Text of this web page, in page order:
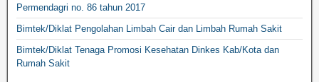
Permendagri no. 86 tahun 2017
Bimtek/Diklat Pengolahan Limbah Cair dan Limbah Rumah Sakit
Bimtek/Diklat Tenaga Promosi Kesehatan Dinkes Kab/Kota dan
Rumah Sakit